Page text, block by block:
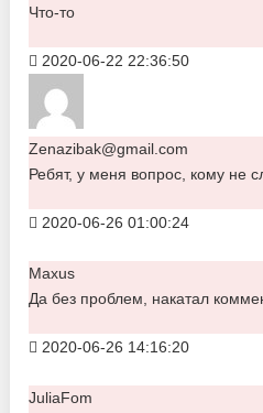
Что-то
2020-06-22 22:36:50
Zenazibak@gmail.com
Ребят, у меня вопрос, кому не
2020-06-26 01:00:24
Maxus
Да без проблем, накатал
2020-06-26 14:16:20
JuliaFom